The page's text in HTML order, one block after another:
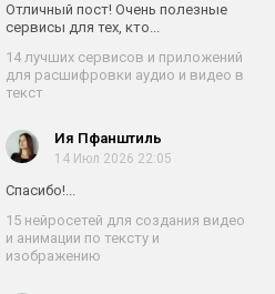
Отличный пост! Очень полезные
сервисы для тех, кто...
14 лучших сервисов и приложений
для расшифровки аудио и видео в
текст
Ия Пфанштиль
14 Июл 2026 22:05
Спасибо!...
15 нейросетей для создания видео
и анимации по тексту и
изображению